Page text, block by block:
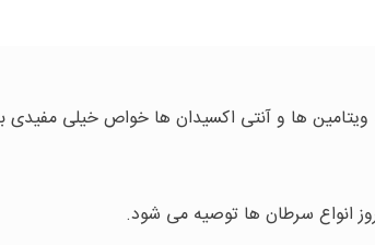
ها و آنتی اکسیدان ها خواص خیلی مفیدی
انواع سرطان ها توصیه می شود.